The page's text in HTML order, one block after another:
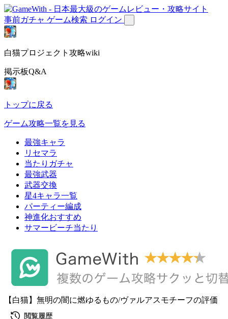
事前ガチャ ゲーム検索 ログイン
白猫プロジェクト攻略wiki
掲示板Q&A
トップに戻る
ゲーム攻略一覧を見る
最強キャラ
リセマラ
当たりガチャ
最強武器
武器交換
星4キャラ一覧
パーティー編成
神進化おすすめ
サマービーチ当たり
【白猫】無明の闇に燃ゆるもの/ヴァルアスモチーフの評価